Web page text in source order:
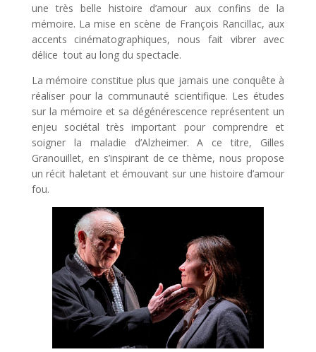
une très belle histoire d’amour aux confins de la
mémoire. La mise en scène de François Rancillac, aux
accents cinématographiques, nous fait vibrer avec
délice tout au long du spectacle.
La mémoire constitue plus que jamais une conquête à
réaliser pour la communauté scientifique. Les études
sur la mémoire et sa dégénérescence représentent un
enjeu sociétal très important pour comprendre et
soigner la maladie d’Alzheimer. A ce titre, Gilles
Granouillet, en s’inspirant de ce thème, nous propose
un récit haletant et émouvant sur une histoire d’amour
fou.